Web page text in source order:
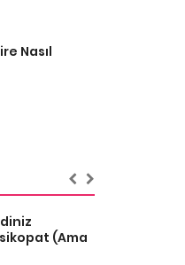
Nasıl
(Ama